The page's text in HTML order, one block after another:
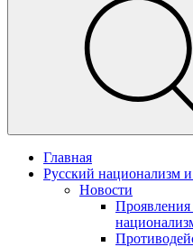
Главная
Русский национализм
Новости
Проявления